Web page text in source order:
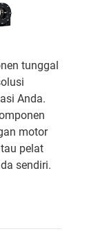
tunggal
Anda.
motor
pelat
sendiri.